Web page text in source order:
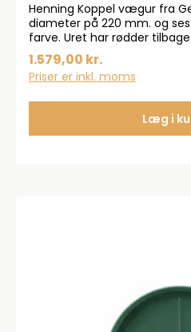
Henning Koppel vægur fra
diameter på 220 mm. og
farve. Uret har rødder
hvor denne er designet i
1.579,00 kr.
Priser er inkl. moms
Læg i